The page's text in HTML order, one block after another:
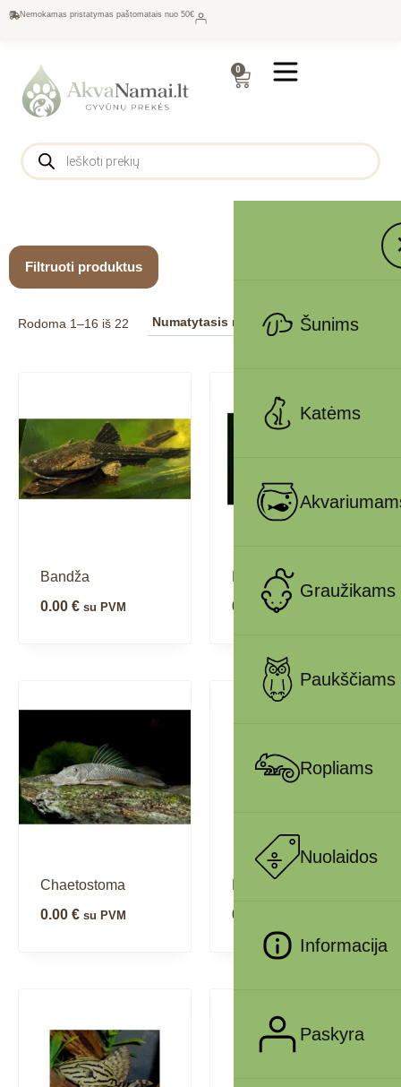
Nemokamas pristatymas paštomatais nuo 50€
0
Šunims
Katėms
Graužikams
Paukščiams
Ropliams
Nuolaidos
Informacija
Paskyra
Filtruoti produktus
Rodoma 1–16 iš 22
Bandža
0.00 € su PVM
Bronzinis šamukas
0.00 € su PVM
Chaetostoma
0.00 € su PVM
0.00